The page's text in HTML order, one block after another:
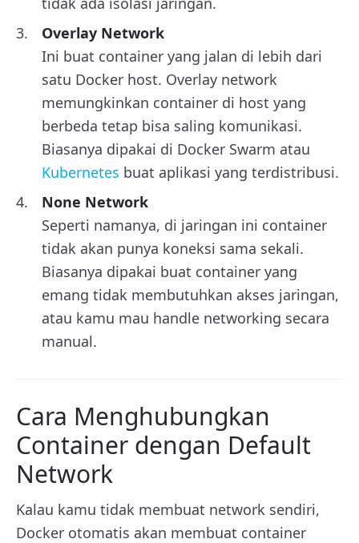
Overlay Network
Ini buat container yang jalan di lebih dari
satu Docker host. Overlay network
memungkinkan container di host yang
berbeda tetap bisa saling komunikasi.
Biasanya dipakai di Docker Swarm atau
Kubernetes buat aplikasi yang terdistribusi.
None Network
Seperti namanya, di jaringan ini container
tidak akan punya koneksi sama sekali.
Biasanya dipakai buat container yang
emang tidak membutuhkan akses jaringan,
atau kamu mau handle networking secara
manual.
Cara Menghubungkan
Container dengan Default
Network
Kalau kamu tidak membuat network sendiri,
Docker otomatis akan membuat container